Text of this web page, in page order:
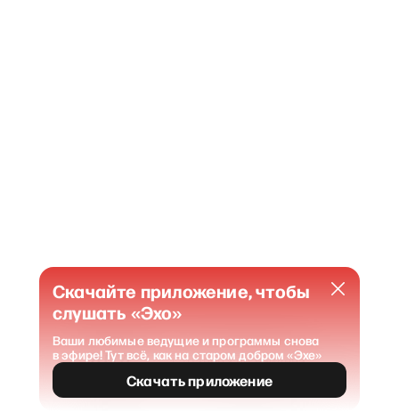
404 Страница не найдена.
Скачайте приложение, чтобы
слушать «Эхо»
Ваши любимые ведущие и программы снова
в эфире! Тут всё, как на старом добром «Эхе»
Скачать приложение